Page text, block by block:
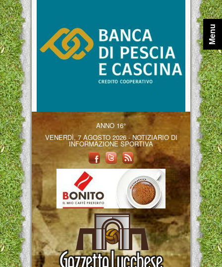
ANNO 16°
VENERDÌ, 7 AGOSTO 2026 - NOTIZIARIO DI
INFORMAZIONE SPORTIVA
Menu